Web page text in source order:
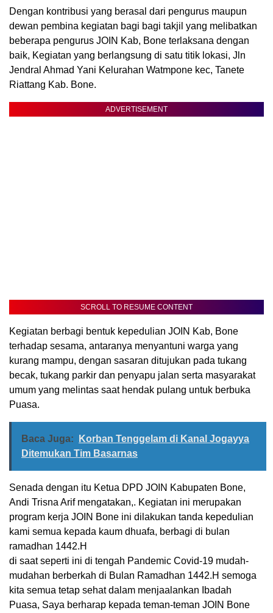
Dengan kontribusi yang berasal dari pengurus maupun
dewan pembina kegiatan bagi bagi takjil yang melibatkan
beberapa pengurus JOIN Kab, Bone terlaksana dengan
baik, Kegiatan yang berlangsung di satu titik lokasi, Jln
Jendral Ahmad Yani Kelurahan Watmpone kec, Tanete
Riattang Kab. Bone.
ADVERTISEMENT
SCROLL TO RESUME CONTENT
Kegiatan berbagi bentuk kepedulian JOIN Kab, Bone
terhadap sesama, antaranya menyantuni warga yang
kurang mampu, dengan sasaran ditujukan pada tukang
becak, tukang parkir dan penyapu jalan serta masyarakat
umum yang melintas saat hendak pulang untuk berbuka
Puasa.
Baca Juga:
Korban Tenggelam di Kanal Jogayya
Ditemukan Tim Basarnas
Senada dengan itu Ketua DPD JOIN Kabupaten Bone,
Andi Trisna Arif mengatakan,. Kegiatan ini merupakan
program kerja JOIN Bone ini dilakukan tanda kepedulian
kami semua kepada kaum dhuafa, berbagi di bulan
ramadhan 1442.H
di saat seperti ini di tengah Pandemic Covid-19 mudah-
mudahan berberkah di Bulan Ramadhan 1442.H semoga
kita semua tetap sehat dalam menjaalankan Ibadah
Puasa, Saya berharap kepada teman-teman JOIN Bone